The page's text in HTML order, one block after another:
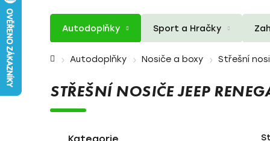
Autodoplňky Sport a Hračky
Domů Autodoplňky Nosiče a boxy Střešní
STŘEŠNÍ NOSIČE JEEP